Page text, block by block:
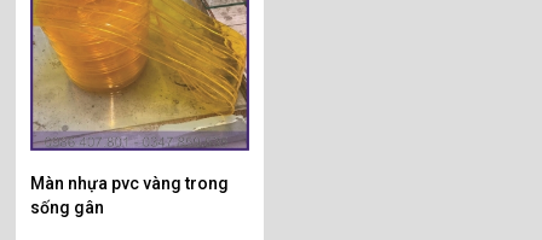
Màn nhựa pvc vàng trong
sống gân